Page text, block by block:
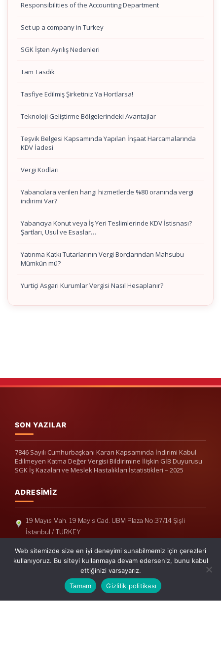
Responsibilities of the Accounting Department
Set up a company in Turkey
SGK İşten Ayrılış Nedenleri
Tam Tasdik
Tasfiye Edilmiş Şirketiniz Ya Hortlarsa!
Teknoloji Geliştirme Bölgelerindeki Avantajlar
Teşvik Belgesi Kapsamında Yapılan İnşaat Harcamalarında
KDV İadesi
Vergi Kodları
Yabancılara verilen hangi hizmetlerde %80 oranında vergi
indirimi Var?
Yabancıya Konut veya İş Yeri Teslimlerinde KDV İstisnası?
Şartları, Usul ve Esaslar…
Yatırıma Katkı Tutarlarının Vergi Borçlarından Mahsubu
Mümkün mü?
Yurtiçi Asgari Kurumlar Vergisi Nasıl Hesaplanır?
SON YAZILAR
7846 Sayılı Cumhurbaşkanı Kararı Kapsamında İndirimi Kabul
Edilmeyen Katma Değer Vergisi Bildirimine İlişkin GİB Duyurusu
SGK İş Kazaları ve Meslek Hastalıkları İstatistikleri – 2025
ADRESIMIZ
19 Mayıs Mah. 19 Mayıs Cad. UBM Plaza No:37/14 Şişli
İstanbul / TURKEY
Telefon: +90(212) 240 33 39
Telefon: +90(212) 248 19 36
info@erisymm.com
Web sitemizde size en iyi deneyimi sunabilmemiz için çerezleri
kullanıyoruz. Bu siteyi kullanmaya devam ederseniz, bunu kabul
ettiğinizi varsayarız.
Tamam
Gizlilik politikası